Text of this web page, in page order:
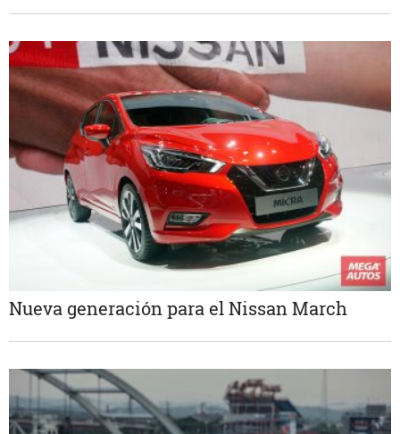
Nueva generación para el Nissan March